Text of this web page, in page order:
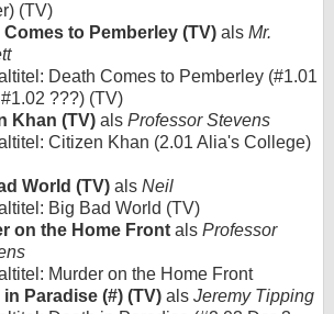
(TV)
Comes to Pemberley (TV) als Mr.
Death Comes to Pemberley (#1.01
???) (TV)
Khan (TV) als Professor Stevens
Citizen Khan (2.01 Alia's College)
World (TV) als Neil
Big Bad World (TV)
on the Home Front als Professor
Murder on the Home Front
in Paradise (#) (TV) als Jeremy Tipping